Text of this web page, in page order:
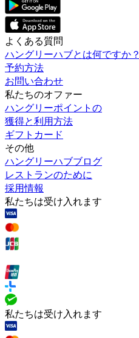
よくある質問
ハングリーハブとは何ですか？
予約方法
お問い合わせ
私たちのオファー
ハングリーポイントの
獲得と利用方法
ギフトカード
その他
ハングリーハブブログ
レストランのために
採用情報
私たちは受け入れます
私たちは受け入れます